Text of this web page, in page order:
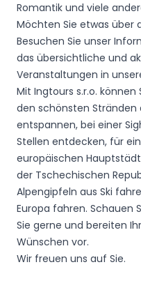
Romantik und viele
Möchten Sie etwas über
Besuchen Sie unser
das übersichtliche und
Veranstaltungen in
Mit Ingtours s.r.o. können
den schönsten Stränden
entspannen, bei einer
Stellen entdecken, für
europäischen
der Tschechischen
Alpengipfeln aus Ski
Europa fahren. Schauen
Sie gerne und bereiten
Wünschen vor.
Wir freuen uns auf Sie.